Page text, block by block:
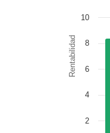
Rentabilidad
2
4
6
8
10